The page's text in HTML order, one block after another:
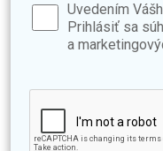
Uvedením
Prihlásiť sa
a